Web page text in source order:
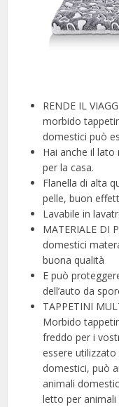
RENDE IL
morbido
domestici può
Hai anche il lato
per la casa.
Flanella di alta
pelle, buon
Lavabile in
MATERIALE DI
domestici
buona qualità
E può
dell’auto da
TAPPETINI
Morbido
freddo per i
essere
domestici, può
animali
letto per animali